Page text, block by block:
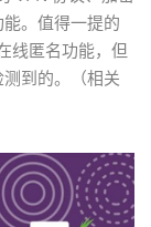
。值得一提的
线匿名功能，但
到的。（相关